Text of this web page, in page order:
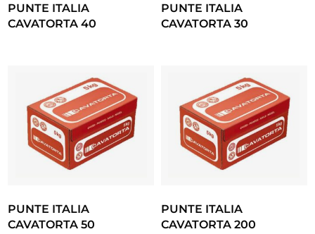
PUNTE ITALIA
CAVATORTA 40
PUNTE ITALIA
CAVATORTA 30
PUNTE ITALIA
CAVATORTA 50
PUNTE ITALIA
CAVATORTA 200